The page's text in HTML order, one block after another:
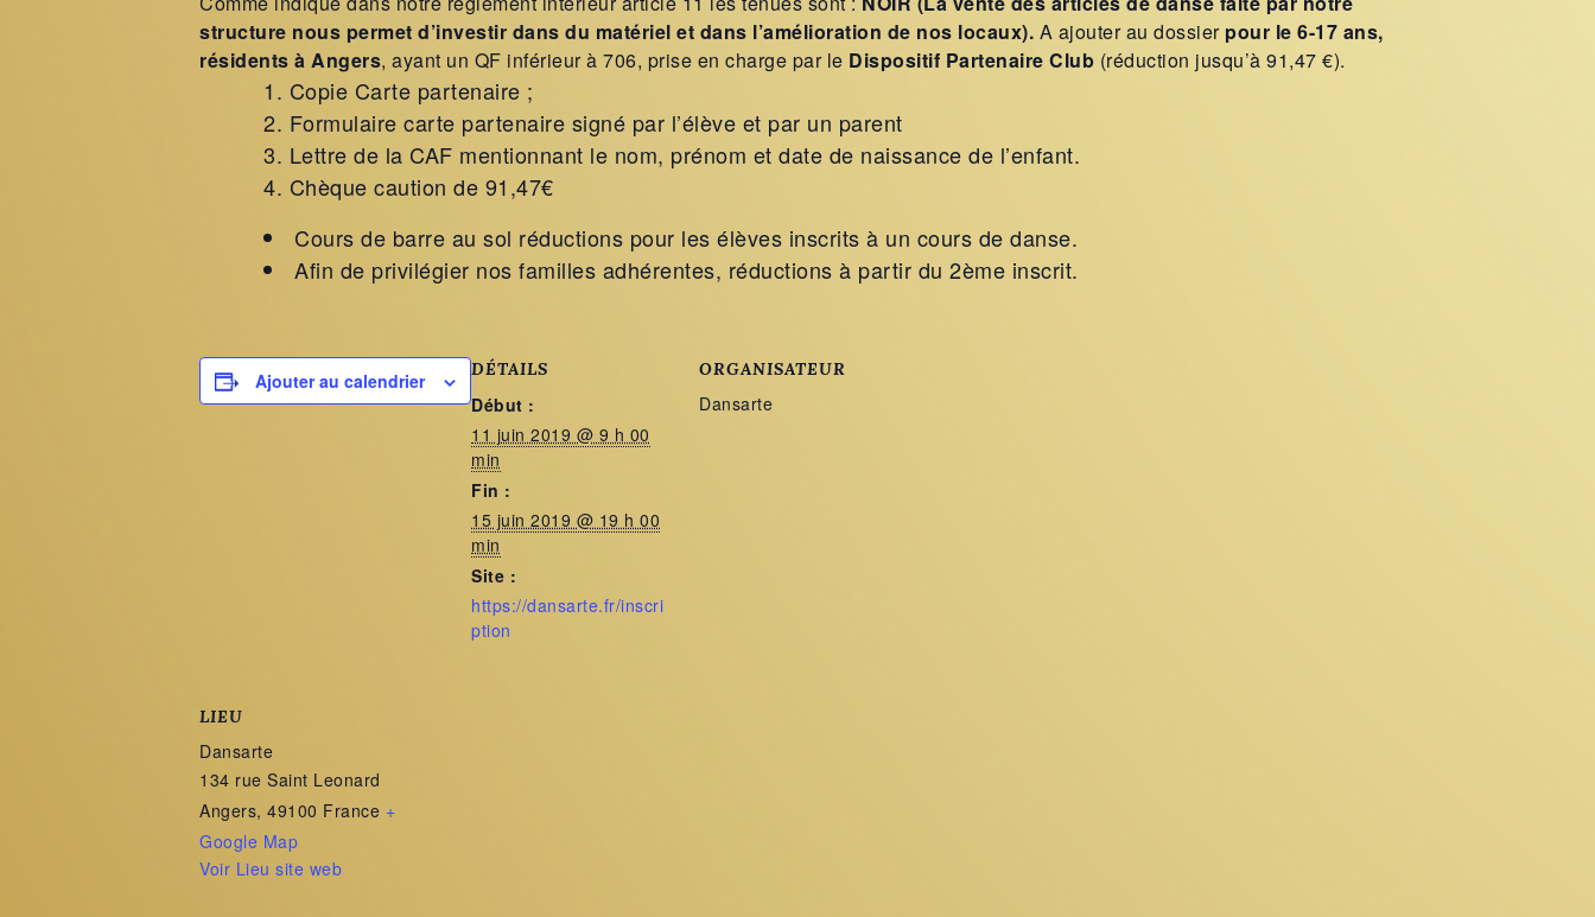
structure nous permet d’investir dans du matériel et dans l’amélioration de nos locaux). A ajouter au dossier pour le 6-17 ans,
résidents à Angers, ayant un QF inférieur à 706, prise en charge par le Dispositif Partenaire Club (réduction jusqu’à 91,47 €).
Copie Carte partenaire ;
Formulaire carte partenaire signé par l’élève et par un parent
Lettre de la CAF mentionnant le nom, prénom et date de naissance de l’enfant.
Chèque caution de 91,47€
Cours de barre au sol réductions pour les élèves inscrits à un cours de danse.
Afin de privilégier nos familles adhérentes, réductions à partir du 2ème inscrit.
Ajouter au calendrier DÉTAILS
Début :
11 juin 2019 @ 9 h 00
min
Fin :
15 juin 2019 @ 19 h 00
min
Site :
https://dansarte.fr/inscri
ption
ORGANISATEUR
Dansarte
LIEU
Dansarte
134 rue Saint Leonard
Angers, 49100 France +
Google Map
Voir Lieu site web